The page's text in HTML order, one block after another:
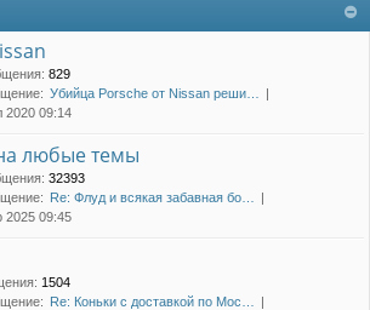
: 829
Убийца Porsche от Nissan реши…
2020 09:14
любые темы
: 32393
Re: Флуд и всякая забавная бо…
2025 09:45
: 1504
Re: Коньки с доставкой по Мос…